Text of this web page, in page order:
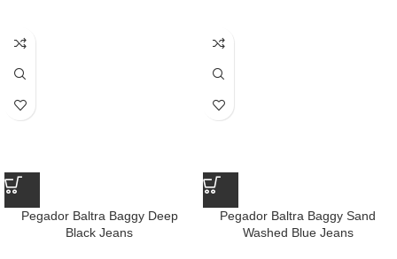
Pegador Baltra Baggy Deep
Black Jeans
Pegador Baltra Baggy Sand
Washed Blue Jeans